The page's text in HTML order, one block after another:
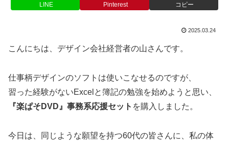
LINE Pinterest コピー
2025.03.24
こんにちは、デザイン会社経営者の山さんです。
仕事柄デザインのソフトは使いこなせるのですが、
習った経験がないExcelと簿記の勉強を始めようと思い、
『楽ぱそDVD』事務系応援セット を購入しました。
今日は、同じような願望を持つ60代の皆さんに、私の体